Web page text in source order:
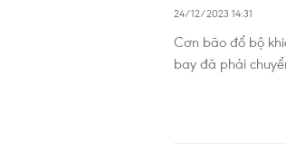
24/12/2023 14:31
Cơn bão đổ bộ
bay đã phải